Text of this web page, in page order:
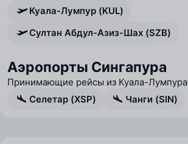
Куала-Лумпур (KUL)
Султан Абдул-Азиз-Шах (SZB)
Аэропорты Сингапура
Принимающие рейсы из Куала-Лумпура
Селетар (XSP)
Чанги (SIN)